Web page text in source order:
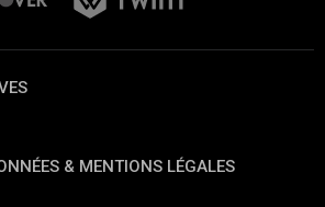
& MENTIONS LÉGALES